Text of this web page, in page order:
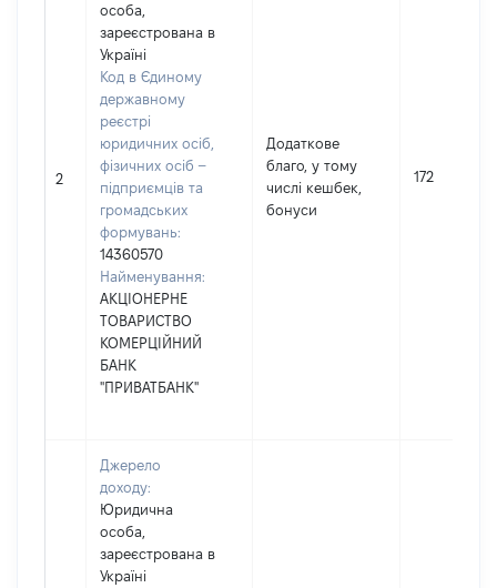
2
особа,
зареєстрована в
Україні
Код в Єдиному
державному
реєстрі
юридичних осіб,
фізичних осіб –
підприємців та
громадських
формувань:
14360570
Найменування:
АКЦІОНЕРНЕ
ТОВАРИСТВО
КОМЕРЦІЙНИЙ
БАНК
"ПРИВАТБАНК"
Додаткове
благо, у тому
числі кешбек,
бонуси
172
Джерело
доходу:
Юридична
особа,
зареєстрована в
Україні